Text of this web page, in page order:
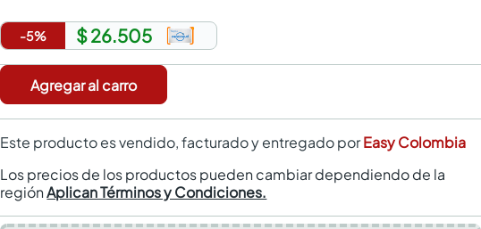
-5% $ 26.505
Agregar al carro
Este producto es vendido, facturado y entregado porEasy Colombia
Los precios de los productos pueden cambiar dependiendo de la
regiónAplican Términos y Condiciones.